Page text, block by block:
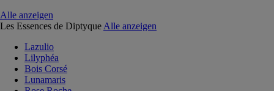
Alle anzeigen
Les Essences de Diptyque Alle anzeigen
Lazulio
Lilyphéa
Bois Corsé
Lunamaris